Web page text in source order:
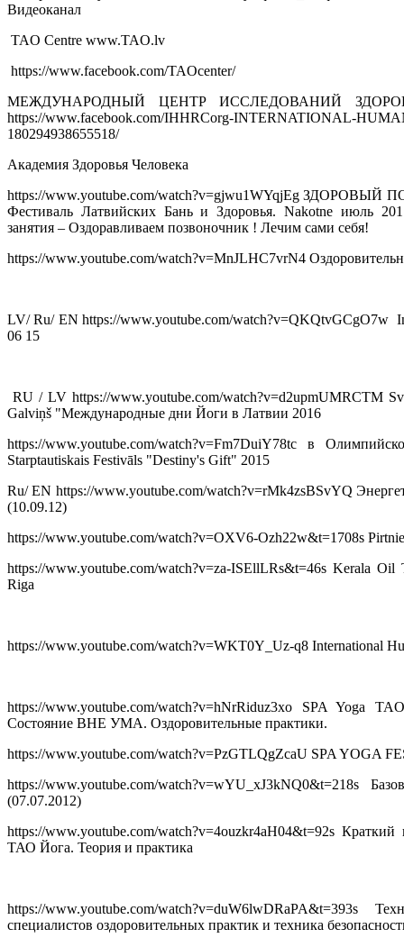
Видеоканал
TAO Centre www.TAO.lv
https://www.facebook.com/TAOcenter/
МЕЖДУНАРОДНЫЙ ЦЕНТР ИССЛЕДОВАНИЙ
https://www.facebook.com/IHHRCorg-INTERNATIONAL-
180294938655518/
Академия Здоровья Человека
https://www.youtube.com/watch?v=gjwu1WYqjEg ЗДОРОВЫЙ
Фестиваль Латвийских Бань и Здоровья. Nakotne июль
занятия – Оздоравливаем позвоночник ! Лечим сами себя!
https://www.youtube.com/watch?v=MnJLHC7vrN4
LV/ Ru/ EN https://www.youtube.com/watch?v=QKQtvGCgO7w
06 15
RU / LV https://www.youtube.com/watch?v=d2upmUMRCTM
Galviņš "Международныe дни Йоги в Латвии 2016
https://www.youtube.com/watch?v=Fm7DuiY78tc в
Starptautiskais Festivāls "Destiny's Gift" 2015
Ru/ EN https://www.youtube.com/watch?v=rMk4zsBSvYQ
(10.09.12)
https://www.youtube.com/watch?v=OXV6-Ozh22w&t=1708s
https://www.youtube.com/watch?v=za-ISEllLRs&t=46s Kerala
Riga
https://www.youtube.com/watch?v=WKT0Y_Uz-q8 International
https://www.youtube.com/watch?v=hNrRiduz3xo SPA Yoga
Состояние ВНЕ УМА. Оздоровительные практики.
https://www.youtube.com/watch?v=PzGTLQgZcaU SPA YOGA
https://www.youtube.com/watch?v=wYU_xJ3kNQ0&t=218s
(07.07.2012)
https://www.youtube.com/watch?v=4ouzkr4aH04&t=92s
ТАО Йога. Теория и практика
https://www.youtube.com/
специалистов оздоровительных практик и техника